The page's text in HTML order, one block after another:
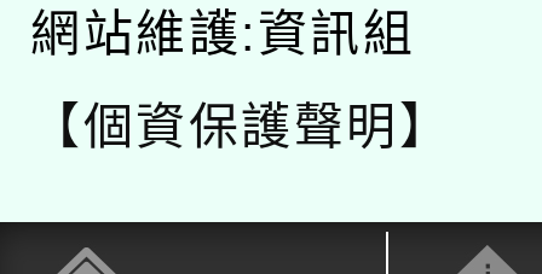
網站維護:資訊組
【個資保護聲明】